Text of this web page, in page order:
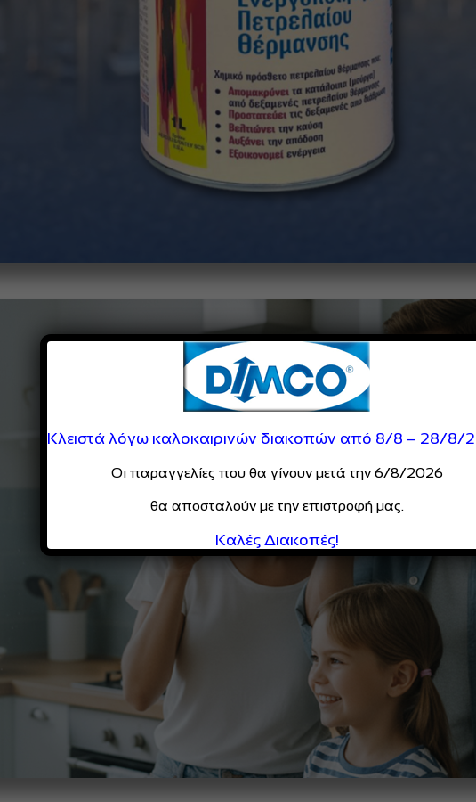
Κλειστά λόγω καλοκαιρινών διακοπών από 8/8 – 28/8/
Οι παραγγελίες που θα γίνουν μετά την 6/8/2026
θα αποσταλούν με την επιστροφή μας.
Καλές Διακοπές!